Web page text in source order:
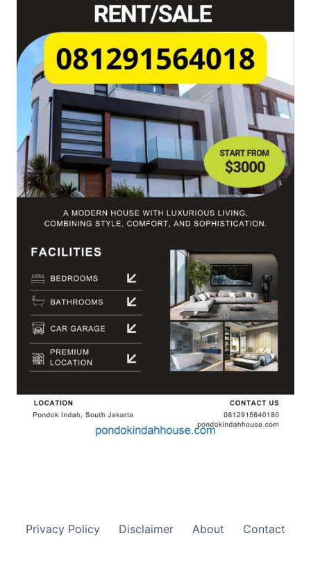
Privacy Policy Disclaimer About Contact